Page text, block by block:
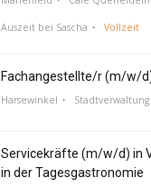
Auszeit bei Sascha Vollzeit
Fachangestellte/r (m/w/
Harsewinkel
Servicekräfte (m/w/d) in
in der Tagesgastronomie